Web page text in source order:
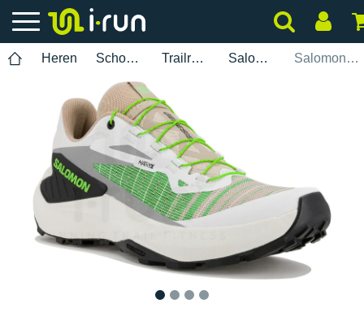
Heren Schoenen Trailrunning Salomon Salomon Genesis